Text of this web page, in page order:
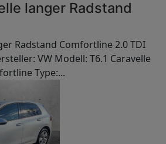
langer Radstand
Radstand Comfortline 2.0 TDI
VW Modell: T6.1 Caravelle
Type:...